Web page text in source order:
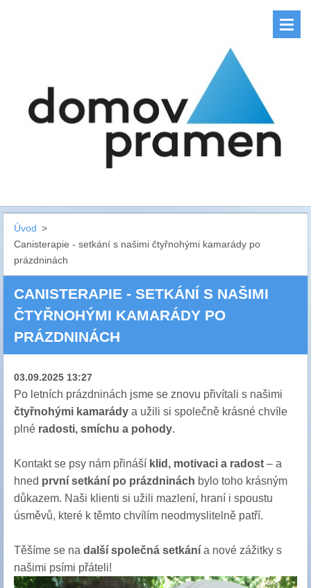
Úvod >
Canisterapie - setkání s našimi čtyřnohými kamarády po
prázdninách
CANISTERAPIE - SETKÁNÍ S NAŠIMI
ČTYŘNOHÝMI KAMARÁDY PO
PRÁZDNINÁCH
03.09.2025 13:27
Po letních prázdninách jsme se znovu přivítali s našimi
čtyřnohými kamarády a užili si společně krásné chvíle
plné radosti, smíchu a pohody.
Kontakt se psy nám přináší klid, motivaci a radost – a
hned první setkání po prázdninách bylo toho krásným
důkazem. Naši klienti si užili mazlení, hraní i spoustu
úsměvů, které k těmto chvílím neodmyslitelně patří.
Těšíme se na další společná setkání a nové zážitky s
našimi psími přáteli!